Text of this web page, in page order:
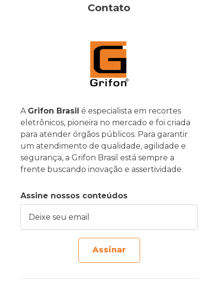
Contato
A Grifon Brasil é especialista em recortes
eletrônicos, pioneira no mercado e foi criada
para atender órgãos públicos. Para garantir
um atendimento de qualidade, agilidade e
segurança, a Grifon Brasil está sempre a
frente buscando inovação e assertividade.
Assine nossos conteúdos
Assinar